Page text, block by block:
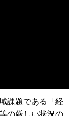
課題である「経
の厳しい状況の